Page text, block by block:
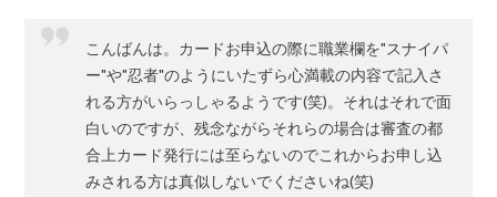
こんばんは。カードお申込の際に職業欄を"スナイパ
ー"や"忍者"のようにいたずら心満載の内容で記入さ
れる方がいらっしゃるようです(笑)。それはそれで面
白いのですが、残念ながらそれらの場合は審査の都
合上カード発行には至らないのでこれからお申し込
みされる方は真似しないでくださいね(笑)